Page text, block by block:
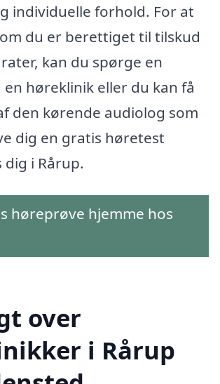
individuelle forhold. For at
du er berettiget til tilskud
kan du spørge en
en høreklinik eller du kan få
den kørende audiolog som
dig en gratis høretest
i Rårup.
høreprøve hjemme hos
over
i Rårup